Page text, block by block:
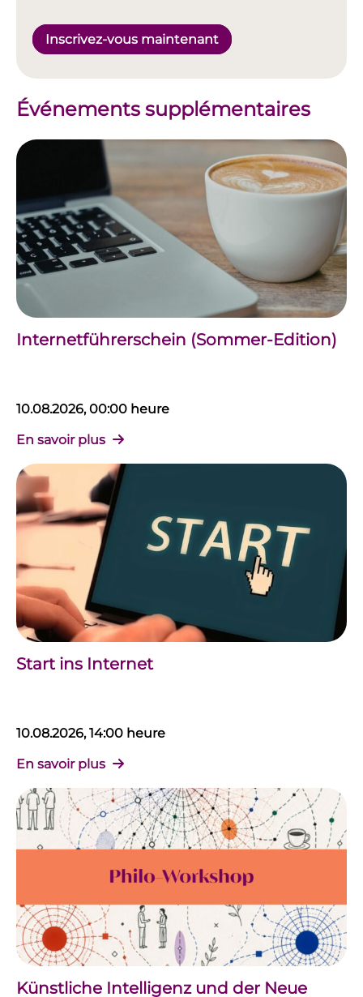
Inscrivez-vous maintenant
Événements supplémentaires
Internetführerschein (Sommer-Edition)
10.08.2026, 00:00 heure
En savoir plus
Start ins Internet
10.08.2026, 14:00 heure
En savoir plus
Künstliche Intelligenz und der Neue